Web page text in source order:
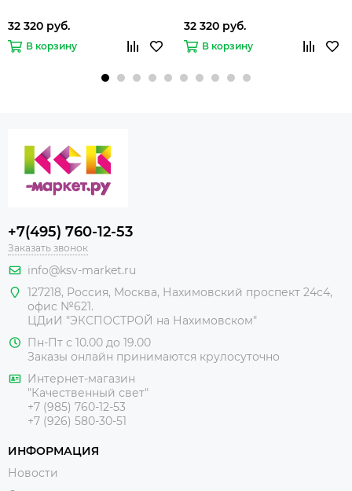
32 320 руб.
В корзину
32 320 руб.
В корзину
+7(495) 760-12-53
Заказать звонок
info@ksv-market.ru
127218, Россия, Москва, Нахимовский проспект 24с4,
офис №621.
ЦДиИ "ЭКСПОСТРОЙ на Нахимовском"
Пн-Пт с 10.00 до 19.00
Заказы онлайн принимаются крулосуточно
Интернет-магазин
"Качественный свет"
+7 (985) 760-12-53
+7 (926) 580-30-51
ИНФОРМАЦИЯ
Новости